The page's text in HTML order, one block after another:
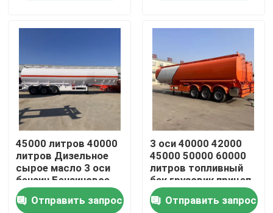
Видео
О нас
Путешествие фабрики
Проверка качества
бак грузовик
средство
полуприцеп
45000 литров 40000
литров Дизельное
сырое масло 3 оси
бензин Бензиновое
масло Жидкое
топливо Танкерные
Отправить запрос
3 оси 40000 42000
45000 50000 60000
литров топливный
бак грузовик прицеп
бензин бензин
дизельное топливо
Отправить запрос